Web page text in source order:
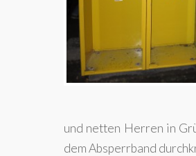
und netten Herren in
dem Absperrband